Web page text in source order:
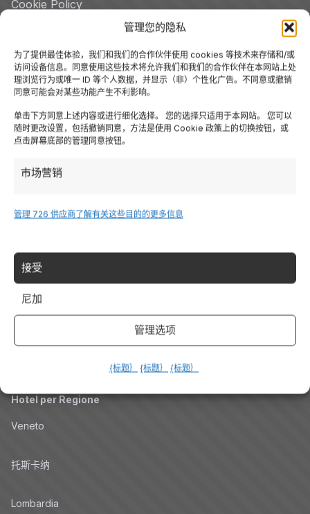
管理您的隐私
为了提供最佳体验，我们和我们的合作伙伴使用 cookies 等技术来存储和/或
访问设备信息。同意使用这些技术将允许我们和我们的合作伙伴在本网站上处
理浏览行为或唯一 ID 等个人数据，并显示（非）个性化广告。不同意或撤销
同意可能会对某些功能产生不利影响。
单击下方同意上述内容或进行细化选择。 您的选择只适用于本网站。 您可以
随时更改设置，包括撤销同意，方法是使用 Cookie 政策上的切换按钮，或
点击屏幕底部的管理同意按钮。
市场营销
管理 726 供应商了解有关这些目的的更多信息
接受
尼加
管理选项
{标题｝ {标题｝ {标题｝
Cookie Policy
Sitemap
Servizi
酒店
Voli
Noleggio Auto
Tour
Hotel per Regione
Veneto
托斯卡纳
Lombardia